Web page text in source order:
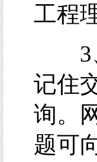
工程
3、
记住
询。
题可